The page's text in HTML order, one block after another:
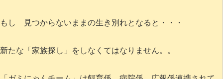
もし 見つからないままの生き別れとなると・・・
新たな「家族探し」をしなくてはなりません。。